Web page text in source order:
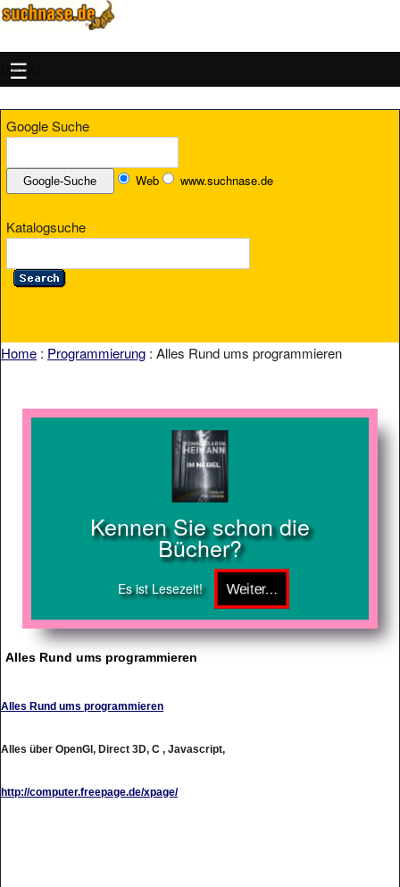
MENU
Google Suche
Web www.suchnase.de
Katalogsuche
Home : Programmierung : Alles Rund ums programmieren
Kennen Sie schon die
Bücher?
Es ist Lesezeit!
Alles Rund ums programmieren
Alles Rund ums programmieren
Alles über OpenGl, Direct 3D, C , Javascript,
http://computer.freepage.de/xpage/